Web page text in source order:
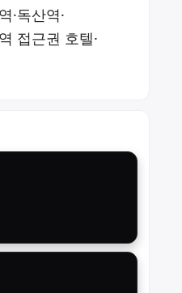
·독산역·
접근권 호텔·